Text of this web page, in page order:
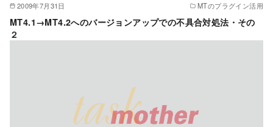
2009年7月31日 MTのプラグイン活用
MT4.1→MT4.2へのバージョンアップでの不具合対処法・その
２